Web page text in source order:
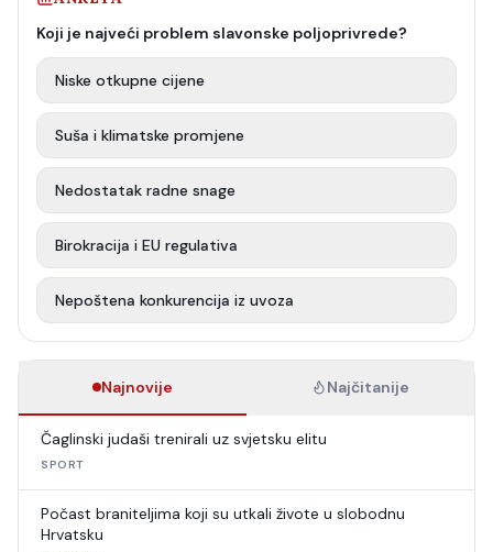
Koji je najveći problem slavonske poljoprivrede?
Niske otkupne cijene
Suša i klimatske promjene
Nedostatak radne snage
Birokracija i EU regulativa
Nepoštena konkurencija iz uvoza
Najnovije Najčitanije
Čaglinski judaši trenirali uz svjetsku elitu
SPORT
Počast braniteljima koji su utkali živote u slobodnu
Hrvatsku